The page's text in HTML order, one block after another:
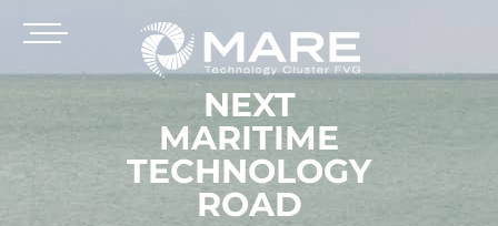
NEXT
MARITIME
TECHNOLOGY
ROAD